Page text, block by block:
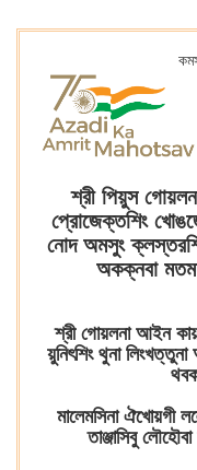
শ্রী পিয়ুস
প্রোজেক্তশিং
নোদ অমসুং
অকক্নবা
শ্রী গোয়লনা আইন
য়ুনিৎশিং থুনা
মালেমসিনা ঐখোয়গী
তাঞ্জাসিবু